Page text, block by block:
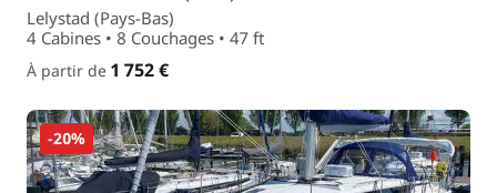
Lelystad (Pays-Bas)
4 Cabines • 8 Couchages • 47 ft
À partir de 1 752 €
-20%